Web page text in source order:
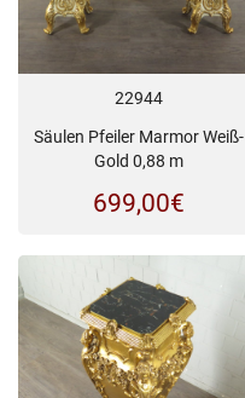
22944
Säulen Pfeiler Marmor Weiß-
Gold 0,88 m
699,00€